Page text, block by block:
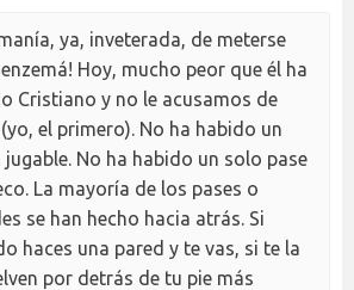
ya, inveterada, de meterse
Hoy, mucho peor que él ha
Cristiano y no le acusamos de
el primero). No ha habido un
jugable. No ha habido un solo pase
La mayoría de los pases o
se han hecho hacia atrás. Si
haces una pared y te vas, si te la
por detrás de tu pie más